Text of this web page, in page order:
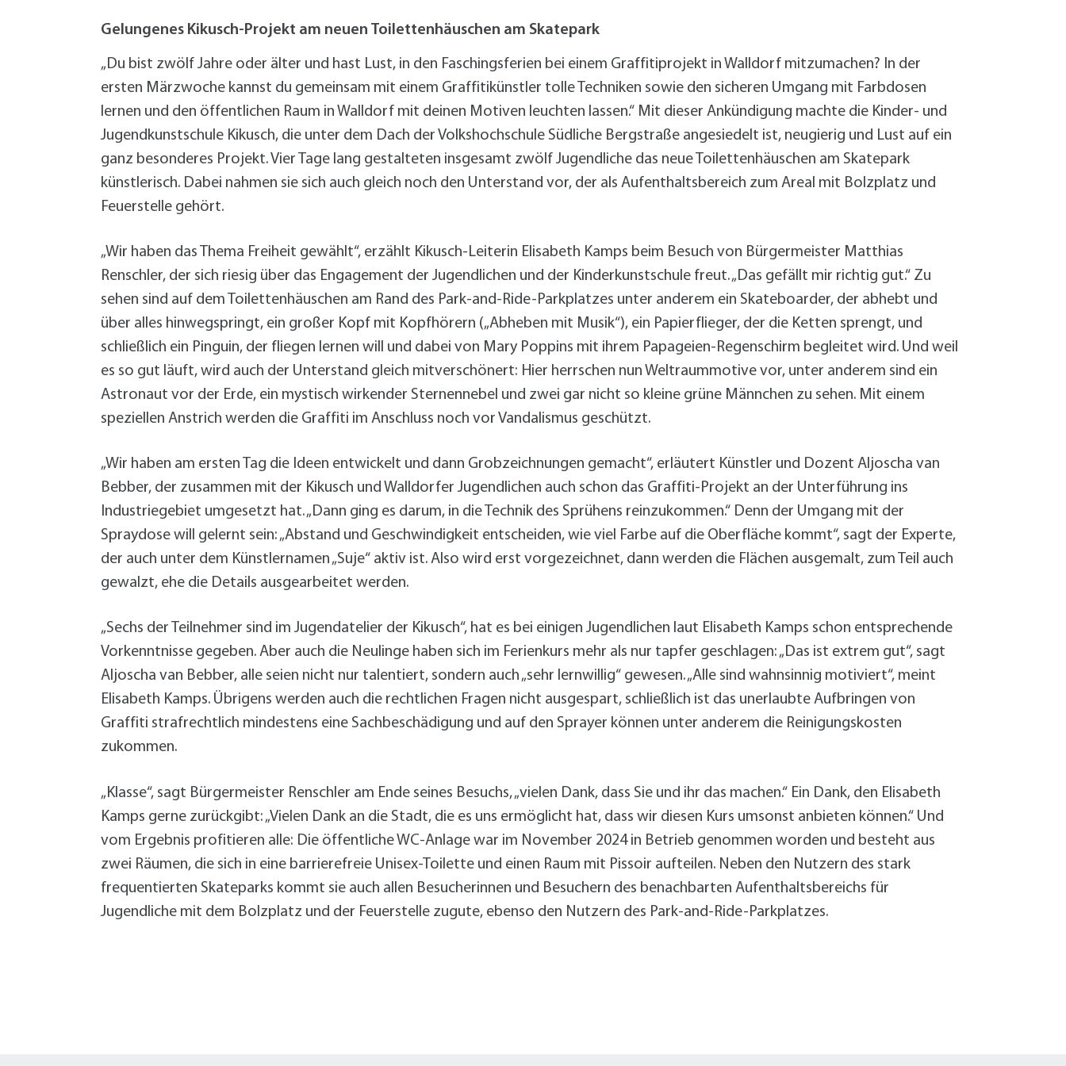
Walldorf-Süd 2. BA
Veranstaltungskalender
Wegbeschreibung
Zahlen und Fakten
Gelungenes Kikusch-Projekt am neuen Toilettenhäuschen am Skatepark
„Du bist zwölf Jahre oder älter und hast Lust, in den Faschingsferien bei einem Graffitiprojekt in Walldorf mitzumachen? In der
ersten Märzwoche kannst du gemeinsam mit einem Graffitikünstler tolle Techniken sowie den sicheren Umgang mit Farbdosen
lernen und den öffentlichen Raum in Walldorf mit deinen Motiven leuchten lassen.“ Mit dieser Ankündigung machte die Kinder- und
Jugendkunstschule Kikusch, die unter dem Dach der Volkshochschule Südliche Bergstraße angesiedelt ist, neugierig und Lust auf ein
ganz besonderes Projekt. Vier Tage lang gestalteten insgesamt zwölf Jugendliche das neue Toilettenhäuschen am Skatepark
künstlerisch. Dabei nahmen sie sich auch gleich noch den Unterstand vor, der als Aufenthaltsbereich zum Areal mit Bolzplatz und
Feuerstelle gehört.
„Wir haben das Thema Freiheit gewählt“, erzählt Kikusch-Leiterin Elisabeth Kamps beim Besuch von Bürgermeister Matthias
Renschler, der sich riesig über das Engagement der Jugendlichen und der Kinderkunstschule freut. „Das gefällt mir richtig gut.“ Zu
sehen sind auf dem Toilettenhäuschen am Rand des Park-and-Ride-Parkplatzes unter anderem ein Skateboarder, der abhebt und
über alles hinwegspringt, ein großer Kopf mit Kopfhörern („Abheben mit Musik“), ein Papierflieger, der die Ketten sprengt, und
schließlich ein Pinguin, der fliegen lernen will und dabei von Mary Poppins mit ihrem Papageien-Regenschirm begleitet wird. Und weil
es so gut läuft, wird auch der Unterstand gleich mitverschönert: Hier herrschen nun Weltraummotive vor, unter anderem sind ein
Astronaut vor der Erde, ein mystisch wirkender Sternennebel und zwei gar nicht so kleine grüne Männchen zu sehen. Mit einem
speziellen Anstrich werden die Graffiti im Anschluss noch vor Vandalismus geschützt.
„Wir haben am ersten Tag die Ideen entwickelt und dann Grobzeichnungen gemacht“, erläutert Künstler und Dozent Aljoscha van
Bebber, der zusammen mit der Kikusch und Walldorfer Jugendlichen auch schon das Graffiti-Projekt an der Unterführung ins
Industriegebiet umgesetzt hat. „Dann ging es darum, in die Technik des Sprühens reinzukommen.“ Denn der Umgang mit der
Spraydose will gelernt sein: „Abstand und Geschwindigkeit entscheiden, wie viel Farbe auf die Oberfläche kommt“, sagt der Experte,
der auch unter dem Künstlernamen „Suje“ aktiv ist. Also wird erst vorgezeichnet, dann werden die Flächen ausgemalt, zum Teil auch
gewalzt, ehe die Details ausgearbeitet werden.
„Sechs der Teilnehmer sind im Jugendatelier der Kikusch“, hat es bei einigen Jugendlichen laut Elisabeth Kamps schon entsprechende
Vorkenntnisse gegeben. Aber auch die Neulinge haben sich im Ferienkurs mehr als nur tapfer geschlagen: „Das ist extrem gut“, sagt
Aljoscha van Bebber, alle seien nicht nur talentiert, sondern auch „sehr lernwillig“ gewesen. „Alle sind wahnsinnig motiviert“, meint
Elisabeth Kamps. Übrigens werden auch die rechtlichen Fragen nicht ausgespart, schließlich ist das unerlaubte Aufbringen von
Graffiti strafrechtlich mindestens eine Sachbeschädigung und auf den Sprayer können unter anderem die Reinigungskosten
zukommen.
„Klasse“, sagt Bürgermeister Renschler am Ende seines Besuchs, „vielen Dank, dass Sie und ihr das machen.“ Ein Dank, den Elisabeth
Kamps gerne zurückgibt: „Vielen Dank an die Stadt, die es uns ermöglicht hat, dass wir diesen Kurs umsonst anbieten können.“ Und
vom Ergebnis profitieren alle: Die öffentliche WC-Anlage war im November 2024 in Betrieb genommen worden und besteht aus
zwei Räumen, die sich in eine barrierefreie Unisex-Toilette und einen Raum mit Pissoir aufteilen. Neben den Nutzern des stark
frequentierten Skateparks kommt sie auch allen Besucherinnen und Besuchern des benachbarten Aufenthaltsbereichs für
Jugendliche mit dem Bolzplatz und der Feuerstelle zugute, ebenso den Nutzern des Park-and-Ride-Parkplatzes.